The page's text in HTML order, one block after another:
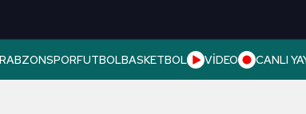
FUTBOLBASKETBOL VİDEO CANLI